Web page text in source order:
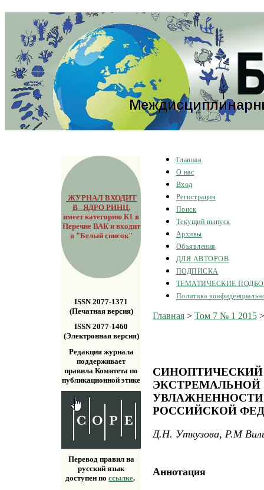
ЖУРНАЛ ВХОДИТ
В ЯДРО РИНЦ,
имеет категорию К1 в
Перечне ВАК и входит
в "Белый список"
ISSN 2077-1371
(Печатная версия)
ISSN 2077-1460
(Электронная версия)
Редакция журнала
поддерживает
правила Комитета по
публикационной этике
Перевод правил на
русский язык
доступен поссылке.
Главная
О нас
Вход
Регистрация
Поиск
Текущий выпуск
Архивы
Объявления
ДЛЯ АВТОРОВ
ПОДПИСКА
ТЕМАТИЧЕСКИЕ
Политика
Главная> Том 7 № 1 2015
СИНОПТИЧЕСКИЙ
УВЛАЖНЕННОСТИ
РОССИЙСКОЙ
Д.Н. Уткузова, Р.М
Аннотация